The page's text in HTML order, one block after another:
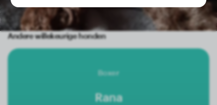
Andere willekeurige honden
Boxer
Rana